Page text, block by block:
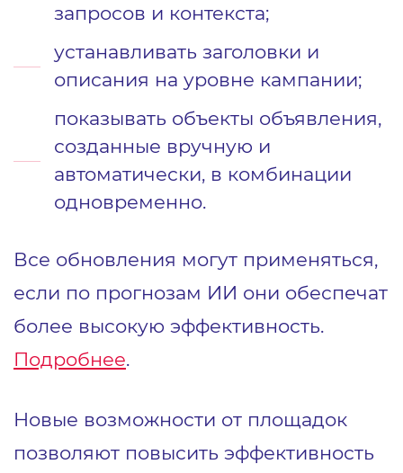
запросов и контекста;
устанавливать заголовки и
описания на уровне кампании;
показывать объекты объявления,
созданные вручную и
автоматически, в комбинации
одновременно.
Все обновления могут применяться,
если по прогнозам ИИ они обеспечат
более высокую эффективность.
Подробнее.
Новые возможности от площадок
позволяют повысить эффективность